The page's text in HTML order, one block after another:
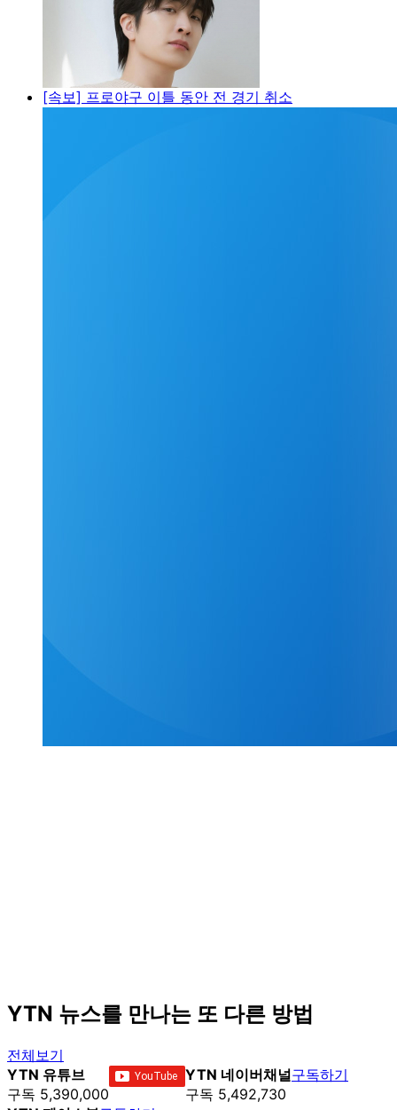
[속보] 프로야구 이틀 동안 전 경기 취소
YTN 뉴스를 만나는 또 다른 방법
전체보기
YTN 유튜브
구독 5,390,000
YTN 네이버채널
구독 5,492,730
구독하기